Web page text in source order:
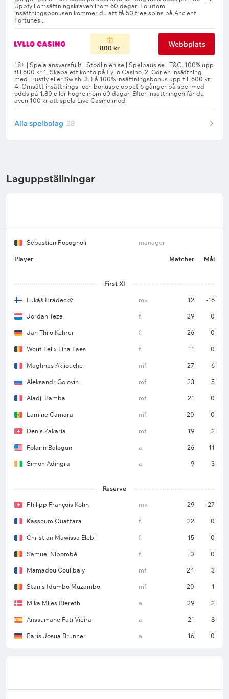
800 kr Webbplats
Alla spelbolag 28
Laguppställningar
Sébastien Pocognoli manager
Player Matcher Mål
First XI
Lukáš Hrádecký mv. 12 -16
Jordan Teze f. 29 0
Jan Thilo Kehrer f. 26 0
Wout Felix Lina Faes f. 11 0
Maghnes Akliouche mf. 27 6
Aleksandr Golovin mf. 23 5
Aladji Bamba mf. 21 0
Lamine Camara mf. 20 0
Denis Zakaria mf. 19 2
Folarin Balogun a. 26 11
Simon Adingra a. 9 3
Reserve
Philipp François Köhn mv. 29 -27
Kassoum Ouattara f. 22 0
Christian Mawissa Elebi f. 15 0
Samuel Nibombé f. 0 0
Mamadou Coulibaly mf. 24 3
Stanis Idumbo Muzambo mf. 20 1
Mika Miles Biereth a. 29 2
Anssumane Fati Vieira a. 21 8
Paris Josua Brunner a. 16 0